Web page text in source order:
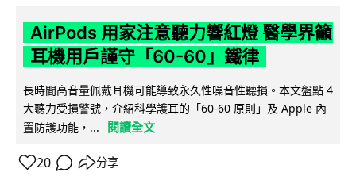
AirPods 用家注意聽力響紅燈 醫學界籲
耳機用戶謹守「60-60」鐵律
長時間高音量佩戴耳機可能導致永久性噪音性聽損。本文盤點 4
大聽力受損警號，介紹科學護耳的「60-60 原則」及 Apple 內
置防護功能，...
閱讀全文
20 分享